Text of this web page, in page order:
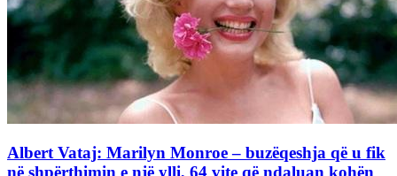
Albert Vataj: Marilyn Monroe – buzëqeshja që u fik
në shpërthimin e një ylli, 64 vite që ndaluan kohën